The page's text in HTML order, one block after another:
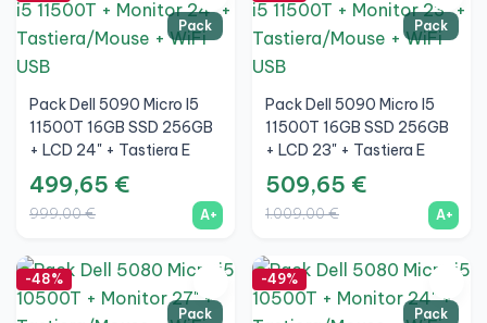
Pack
Pack Dell 5090 Micro I5
11500T 16GB SSD 256GB
+ LCD 24" + Tastiera E
Mouse Wireless + WiFi
499,65 €
999,00 € A+
Pack
Pack Dell 5090 Micro I5
11500T 16GB SSD 256GB
+ LCD 23" + Tastiera E
Mouse Wireless + WiFi
509,65 €
1.009,00 € A+
Pack
-48%
Pack
-49%